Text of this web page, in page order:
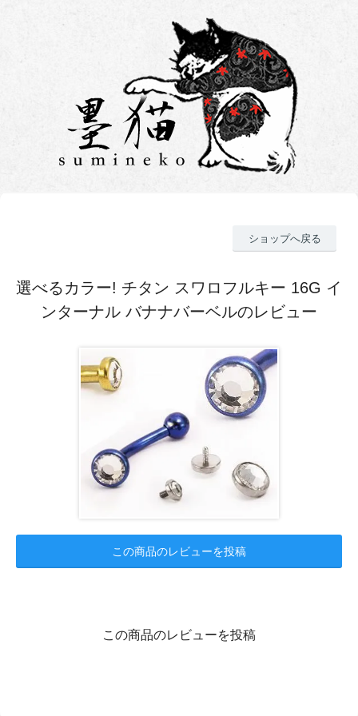
ショップへ戻る
選べるカラー! チタン スワロフルキー 16G イ
ンターナル バナナバーベルのレビュー
この商品のレビューを投稿
この商品のレビューを投稿